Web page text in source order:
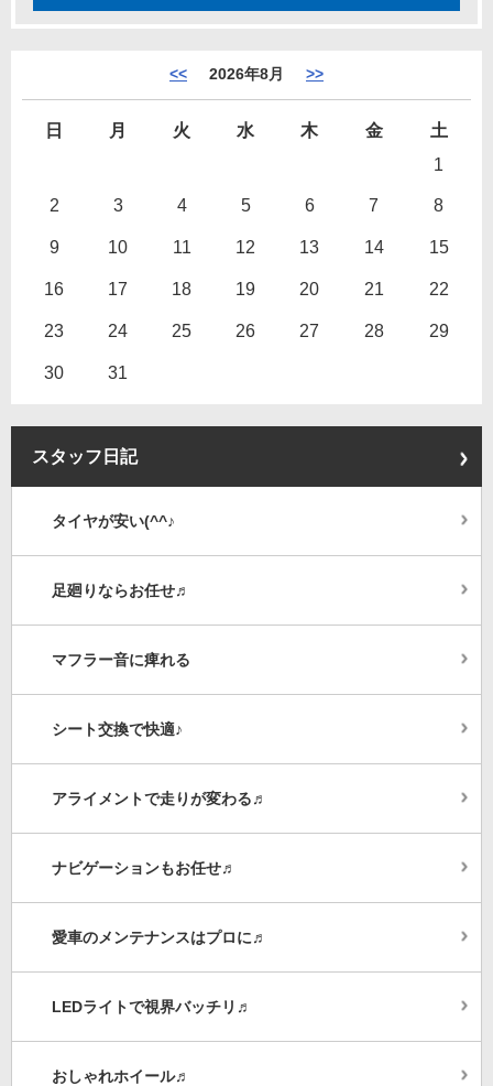
<< 2026年8月 >>
日 月 火 水 木 金
土
1
2 3 4 5 6 7 8
9 10 11 12 13 14 15
16 17 18 19 20 21 22
23 24 25 26 27 28 29
30 31
スタッフ日記
タイヤが安い(^^♪
足廻りならお任せ♬
マフラー音に痺れる
シート交換で快適♪
アライメントで走りが変わる♬
ナビゲーションもお任せ♬
愛車のメンテナンスはプロに♬
LEDライトで視界バッチリ♬
おしゃれホイール♬